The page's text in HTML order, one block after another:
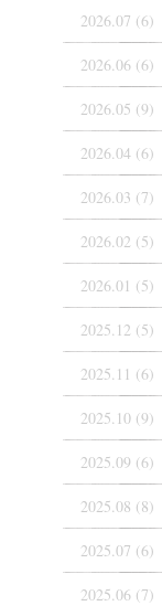
2026.07 (6)
2026.06 (6)
2026.05 (9)
2026.04 (6)
2026.03 (7)
2026.02 (5)
2026.01 (5)
2025.12 (5)
2025.11 (6)
2025.10 (9)
2025.09 (6)
2025.08 (8)
2025.07 (6)
2025.06 (7)